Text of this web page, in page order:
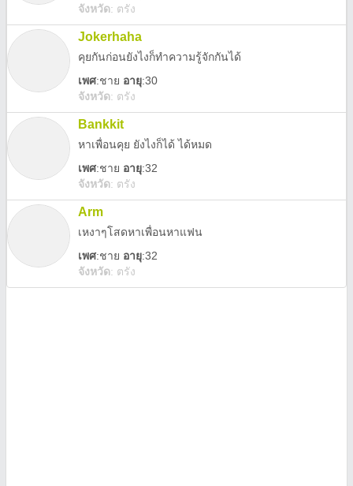
จังหวัด: ตรัง
Jokerhaha
คุยกันก่อนยังไงก็ทำความรู้จักกันได้
เพศ:ชาย อายุ:30
จังหวัด: ตรัง
Bankkit
หาเพื่อนคุย ยังไงก็ได้ ได้หมด
เพศ:ชาย อายุ:32
จังหวัด: ตรัง
Arm
เหงาๆโสดหาเพื่อนหาแฟน
เพศ:ชาย อายุ:32
จังหวัด: ตรัง